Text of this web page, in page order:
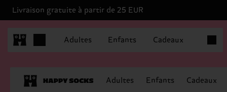
Livraison gratuite à partir de 25 EUR
Adultes Enfants Cadeaux
Adultes Enfants Cadeaux